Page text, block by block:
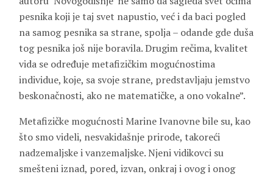
pesnika koji je taj svet napustio, već i da baci pogled
na samog pesnika sa strane, spolja – odande gde duša
tog pesnika još nije boravila. Drugim rečima, kvalitet
vida se određuje metafizičkim mogućnostima
individue, koje, sa svoje strane, predstavljaju jemstvo
beskonačnosti, ako ne matematičke, a ono vokalne”.
Metafizičke mogućnosti Marine Ivanovne bile su, kao
što smo videli, nesvakidašnje prirode, takoreći
nadzemaljske i vanzemaljske. Njeni vidikovci su
smešteni iznad, pored, izvan, onkraj i ovog i onog